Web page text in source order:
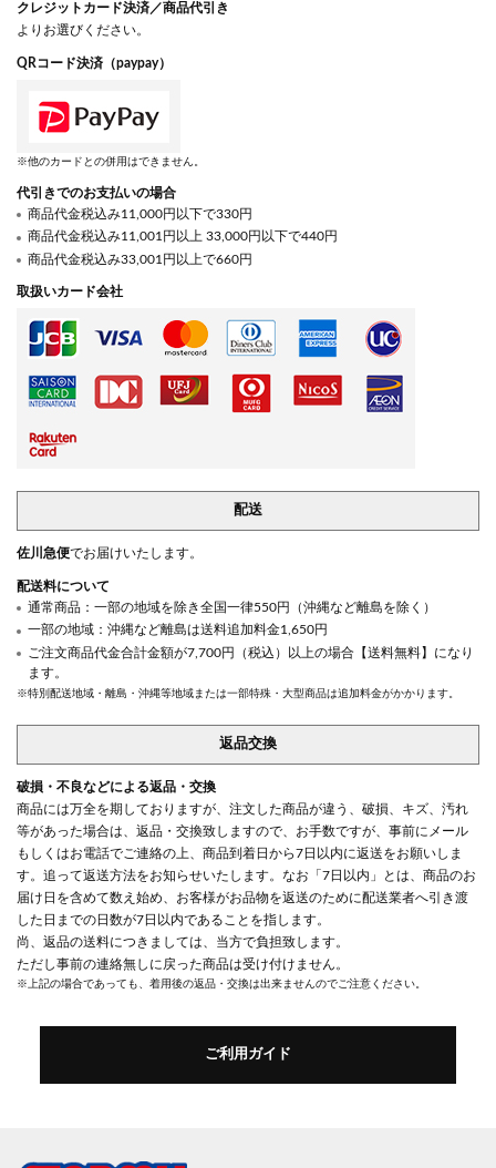
クレジットカード決済／商品代引き
よりお選びください。
QRコード決済（paypay）
※他のカードとの併用はできません。
代引きでのお支払いの場合
商品代金税込み11,000円以下で330円
商品代金税込み11,001円以上 33,000円以下で440円
商品代金税込み33,001円以上で660円
取扱いカード会社
配送
佐川急便でお届けいたします。
配送料について
通常商品：一部の地域を除き全国一律550円（沖縄など離島を除く）
一部の地域：沖縄など離島は送料追加料金1,650円
ご注文商品代金合計金額が7,700円（税込）以上の場合【送料無料】になり
ます。
※特別配送地域・離島・沖縄等地域または一部特殊・大型商品は追加料金がかかります。
返品交換
破損・不良などによる返品・交換
商品には万全を期しておりますが、注文した商品が違う、破損、キズ、汚れ
等があった場合は、返品・交換致しますので、お手数ですが、事前にメール
もしくはお電話でご連絡の上、商品到着日から7日以内に返送をお願いしま
す。追って返送方法をお知らせいたします。なお「7日以内」とは、商品のお
届け日を含めて数え始め、お客様がお品物を返送のために配送業者へ引き渡
した日までの日数が7日以内であることを指します。
尚、返品の送料につきましては、当方で負担致します。
ただし事前の連絡無しに戻った商品は受け付けません。
※上記の場合であっても、着用後の返品・交換は出来ませんのでご注意ください。
ご利用ガイド